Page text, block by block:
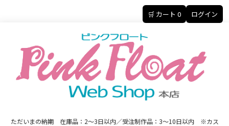
ただいまの納期 在庫品：2～3日以内／受注制作品：3～10日以内 ※カス
🛒 カート 0 ログイン